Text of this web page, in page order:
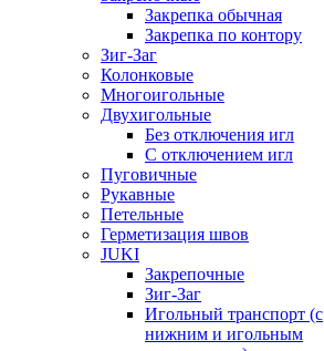
Закрепка обычная
Закрепка по контору
Зиг-Заг
Колонковые
Многоигольные
Двухигольные
Без отключения игл
С отключением игл
Пуговичные
Рукавные
Петельные
Герметизация швов
JUKI
Закрепочные
Зиг-Заг
Игольный транспорт (с
нижним и игольным